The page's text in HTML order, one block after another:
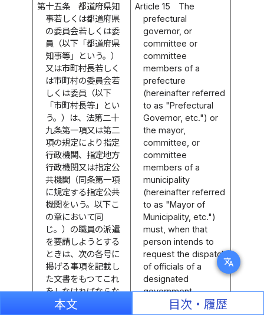
translate
第十五条
都道府県知
事若しくは都道府県
の委員会若しくは委
員（以下「都道府県
知事等」という。）
又は市町村長若しく
は市町村の委員会若
しくは委員（以下
「市町村長等」とい
う。）は、法第二十
九条第一項又は第二
項の規定により指定
行政機関、指定地方
行政機関又は指定公
共機関（同条第一項
に規定する指定公共
機関をいう。以下こ
の章において同
じ。）の職員の派遣
を要請しようとする
ときは、次の各号に
掲げる事項を記載し
た文書をもつてこれ
をしなければならな
い。
Article 15
The
prefectural
governor, or
committee or
committee
members of a
prefecture
(hereinafter referred
to as "Prefectural
Governor, etc.") or
the mayor,
committee, or
committee
members of a
municipality
(hereinafter referred
to as "Mayor of
Municipality, etc.")
must, when that
person intends to
request the dispatch
of officials of a
designated
government
organization or
本文 目次・履歴